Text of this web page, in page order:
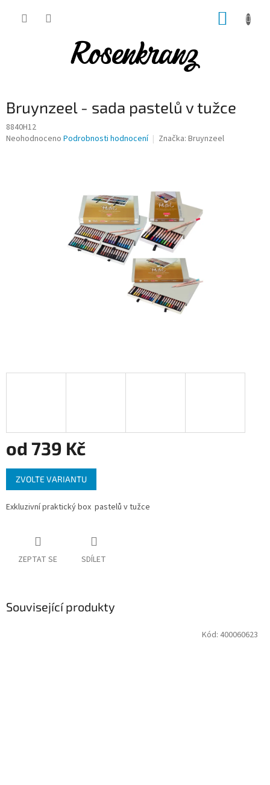
Bruynzeel - sada pastelů v tužce
8840H12
Průměrné
Neohodnoceno Podrobnosti hodnocení Značka: Bruynzeel
od 739 Kč
Měrná
cena:
ZVOLTE VARIANTU
Exkluzivní praktický box pastelů v tužce
ZEPTAT SE SDÍLET
Související produkty
Kód: 400060623